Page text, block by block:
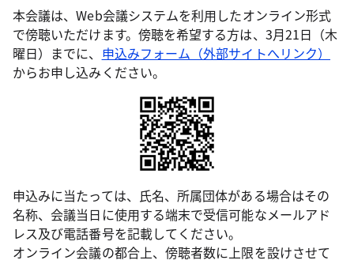
本会議は、Web会議システムを利用したオンライン形式
で傍聴いただけます。傍聴を希望する方は、3月21日（木
曜日）までに、 申込みフォーム（外部サイトへリンク）
からお申し込みください。
申込みに当たっては、氏名、所属団体がある場合はその
名称、会議当日に使用する端末で受信可能なメールアド
レス及び電話番号を記載してください。
オンライン会議の都合上、傍聴者数に上限を設けさせて